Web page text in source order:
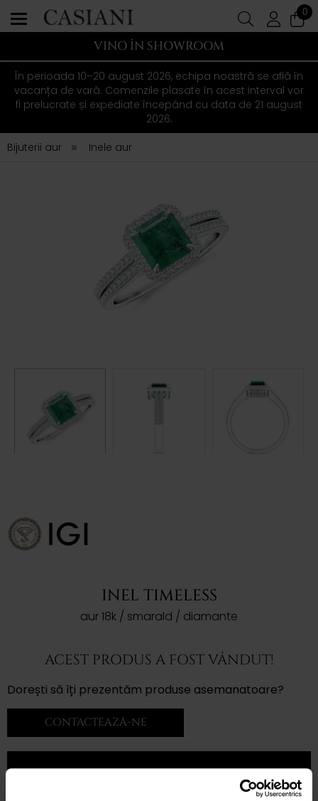
0
VINO ÎN SHOWROOM
În perioada 10–20 august 2026, echipa noastră se află în
vacanța de vară. Comenzile plasate în acest interval vor
fi prelucrate și expediate începând cu data de 21 august
2026.
Bijuterii aur
Inele aur
INEL TIMELESS
aur 18k / smarald / diamante
ACEST PRODUS A FOST VÂNDUT!
Dorești să îți prezentăm produse asemanatoare?
CONTACTEAZĂ-NE